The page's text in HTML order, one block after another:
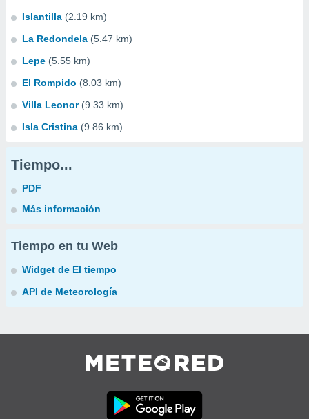
Islantilla (2.19 km)
La Redondela (5.47 km)
Lepe (5.55 km)
El Rompido (8.03 km)
Villa Leonor (9.33 km)
Isla Cristina (9.86 km)
Tiempo...
PDF
Más información
Tiempo en tu Web
Widget de El tiempo
API de Meteorología